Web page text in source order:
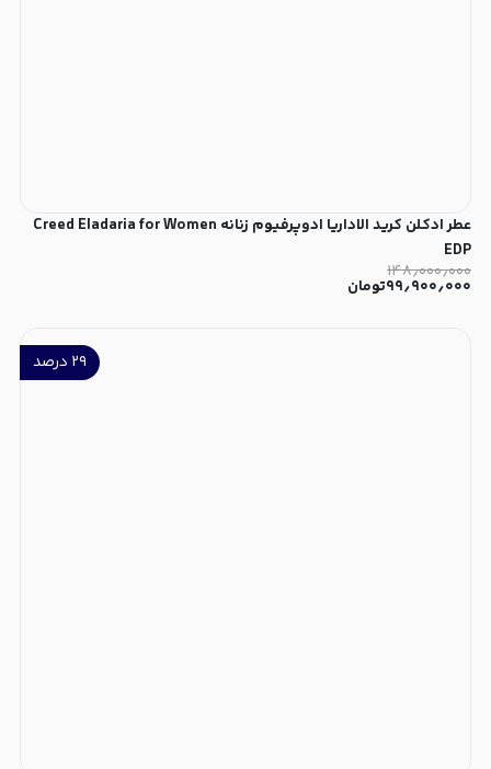
عطر ادکلن کرید الاداریا ادوپرفیوم زنانه Creed Eladaria for Women
EDP
۱۴۸٫۰۰۰٫۰۰۰
۹۹٫۹۰۰٫۰۰۰تومان
۲۹ درصد